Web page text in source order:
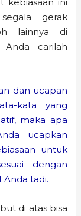
gerak
lainnya di
Anda carilah
dan ucapan
kata yang
maka apa
ucapkan
untuk
dengan
Anda tadi.
di atas bisa